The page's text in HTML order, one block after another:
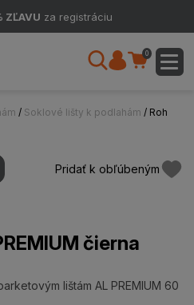
ZĽAVU za registráciu
0
/ Soklové lišty k podlahám / Roh
Pridať k obľúbeným
čierna
lištám AL PREMIUM 60